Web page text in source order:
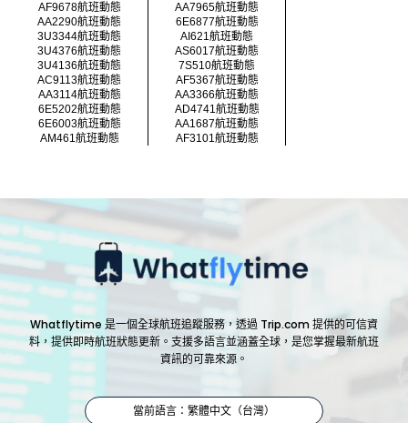
AF9678航班動態
AA7965航班動態
AA2290航班動態
6E6877航班動態
3U3344航班動態
AI621航班動態
3U4376航班動態
AS6017航班動態
3U4136航班動態
7S510航班動態
AC9113航班動態
AF5367航班動態
AA3114航班動態
AA3366航班動態
6E5202航班動態
AD4741航班動態
6E6003航班動態
AA1687航班動態
AM461航班動態
AF3101航班動態
Whatflytime 是一個全球航班追蹤服務，透過 Trip.com 提供的可信資
料，提供即時航班狀態更新。支援多語言並涵蓋全球，是您掌握最新航班
資訊的可靠來源。
當前語言：繁體中文（台灣）